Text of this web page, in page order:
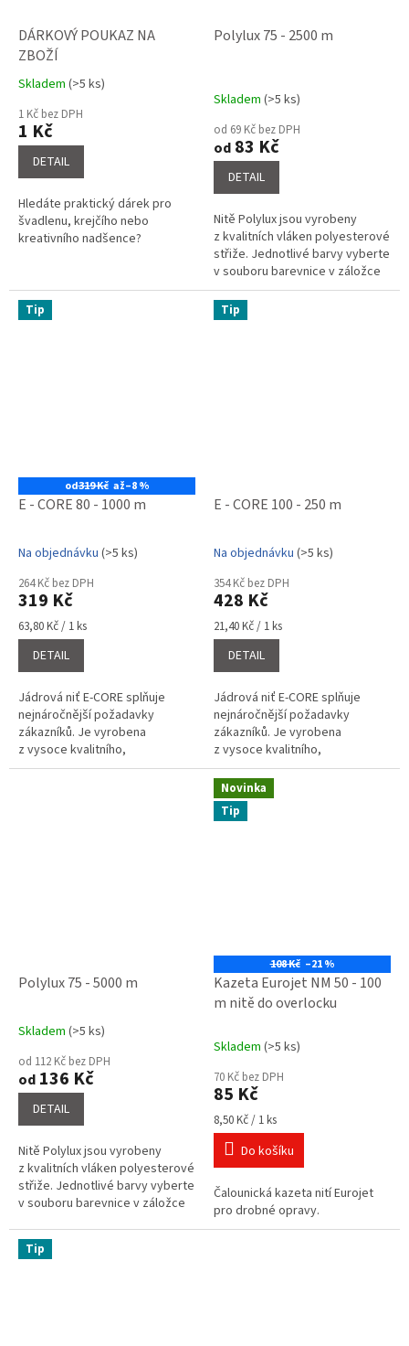
DÁRKOVÝ POUKAZ NA
ZBOŽÍ
Průměrné
hodnocení
produktu
je
5,0
hvězdiček.
Skladem (>5 ks)
1 Kč bez DPH
1 Kč
DETAIL
Hledáte praktický dárek pro
švadlenu, krejčího nebo
kreativního nadšence?
Polylux 75 - 2500 m
Skladem (>5 ks)
od 69 Kč bez DPH
od 83 Kč
DETAIL
Nitě Polylux jsou vyrobeny
z kvalitních vláken polyesterové
střiže. Jednotlivé barvy vyberte
v souboru barevnice v záložce
související soubory a napište do
poznámky o...
Tip
od319 Kč až–8 %
E - CORE 80 - 1000 m
Průměrné
hodnocení
produktu
je
5,0
z
hvězdiček.
Na objednávku (>5 ks)
264 Kč bez DPH
319 Kč
Měrná
cena:
63,80 Kč / 1 ks
DETAIL
Jádrová niť E-CORE splňuje
nejnáročnější požadavky
zákazníků. Je vyrobena
z vysoce kvalitního,
stabilizovaného
Tip
E - CORE 100 - 250 m
Průměrné
hodnocení
produktu
je
5,0
z
hvězdiček.
Na objednávku (>5 ks)
354 Kč bez DPH
428 Kč
Měrná
cena:
21,40 Kč / 1 ks
DETAIL
Jádrová niť E-CORE splňuje
nejnáročnější požadavky
zákazníků. Je vyrobena
z vysoce kvalitního,
stabilizovaného
polyesterového vlákna,
kombinací polyesterového
filamentu a...
Polylux 75 - 5000 m
Průměrné
hodnocení
produktu
je
5,0
hvězdiček.
Skladem (>5 ks)
od 112 Kč bez DPH
od 136 Kč
DETAIL
Nitě Polylux jsou vyrobeny
z kvalitních vláken polyesterové
střiže. Jednotlivé barvy vyberte
v souboru barevnice v záložce
poznámky o...
Novinka
Tip
108 Kč –21 %
Kazeta Eurojet NM 50 - 100
m nitě do overlocku
Skladem (>5 ks)
70 Kč bez DPH
85 Kč
Měrná
cena:
8,50 Kč / 1 ks
Do košíku
Čalounická kazeta nití Eurojet
pro drobné opravy.
Tip